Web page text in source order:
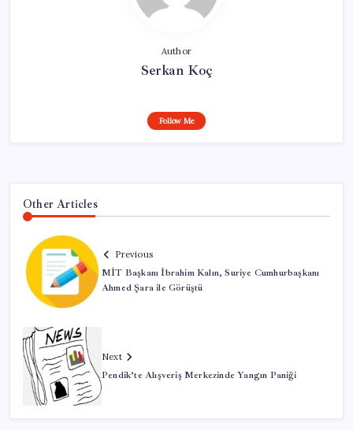
Author
Serkan Koç
Follow Me
Other Articles
Previous
MİT Başkanı İbrahim Kalın, Suriye Cumhurbaşkanı
Ahmed Şara ile Görüştü
Next
Pendik’te Alışveriş Merkezinde Yangın Paniği